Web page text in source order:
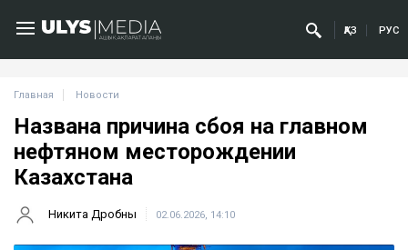
ҚАЗ РУС
Главная Новости
Названа причина сбоя на главном
нефтяном месторождении
Казахстана
Никита Дробны 02.06.2026, 14:10